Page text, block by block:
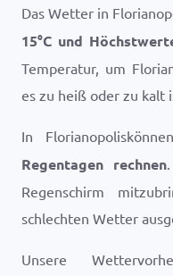
Das Wetter in
15°C und
Temperatur, um
es zu heiß oder zu kalt
In
Regentagen rechnen
Regenschirm
schlechten Wetter
Unsere